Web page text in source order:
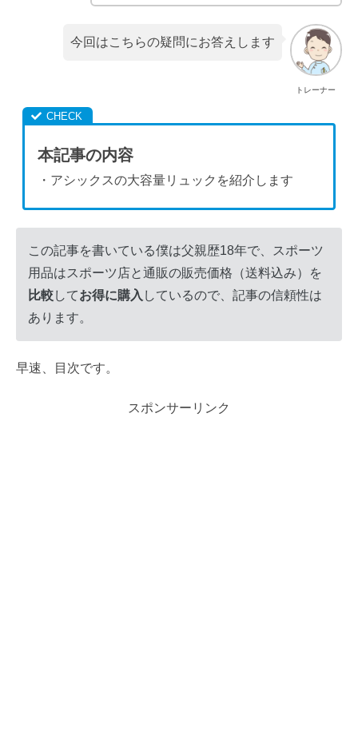
トレーナー
今回はこちらの疑問にお答えします
本記事の内容
・アシックスの大容量リュックを紹介します
この記事を書いている僕は父親歴18年で、スポーツ
用品はスポーツ店と通販の販売価格（送料込み）を
比較してお得に購入 しているので、記事の信頼性は
あります。
早速、目次です。
スポンサーリンク